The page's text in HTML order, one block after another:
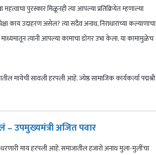
पुरस्कार मिळूनही त्या आपल्या प्रतिक्रियेत म्हणाल्या
काय उदाहरण असेल? त्या सदैव अनाथ, निराधारांच्या कल्याणाचा
त्यांनी आपल्या कामाचा डोंगर उभा केला. या कामामुळेच
मायेची सावली हरपली आहे. ज्येष्ठ सामाजिक कार्यकर्त्या पद्मश्री
– उपमुख्यमंत्री अजित पवार
माय हरपली आहे. समाजातील हजारो अनाथ मुला-मुलींचा